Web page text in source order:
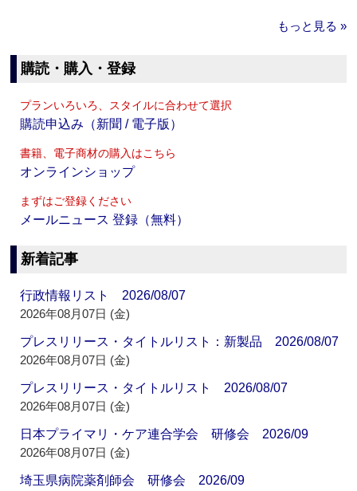
もっと見る »
購読・購入・登録
プランいろいろ、スタイルに合わせて選択
購読申込み（新聞 / 電子版）
書籍、電子商材の購入はこちら
オンラインショップ
まずはご登録ください
メールニュース 登録（無料）
新着記事
行政情報リスト 2026/08/07
2026年08月07日 (金)
プレスリリース・タイトルリスト：新製品 2026/08/07
2026年08月07日 (金)
プレスリリース・タイトルリスト 2026/08/07
2026年08月07日 (金)
日本プライマリ・ケア連合学会 研修会 2026/09
2026年08月07日 (金)
埼玉県病院薬剤師会 研修会 2026/09